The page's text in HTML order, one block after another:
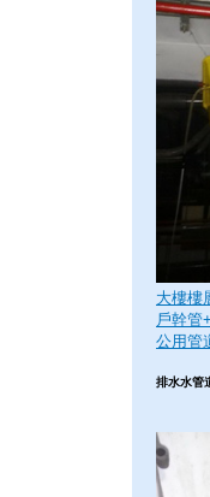
大樓樓
戶幹管
公用管
排水水管